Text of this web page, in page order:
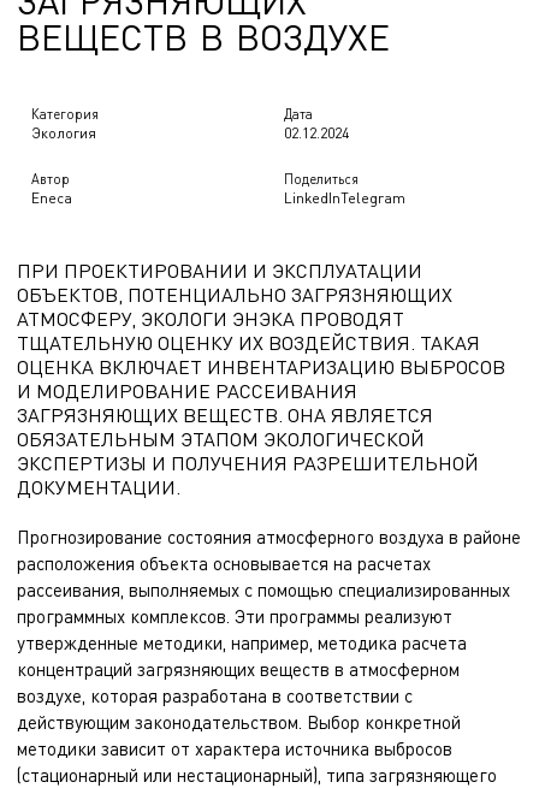
ВЕЩЕСТВ В ВОЗДУХЕ
Категория
Экология
Дата
02.12.2024
Автор
Eneca
Поделиться
LinkedInTelegram
ПРИ ПРОЕКТИРОВАНИИ И ЭКСПЛУАТАЦИИ
ОБЪЕКТОВ, ПОТЕНЦИАЛЬНО ЗАГРЯЗНЯЮЩИХ
АТМОСФЕРУ, ЭКОЛОГИ ЭНЭКА ПРОВОДЯТ
ТЩАТЕЛЬНУЮ ОЦЕНКУ ИХ ВОЗДЕЙСТВИЯ. ТАКАЯ
ОЦЕНКА ВКЛЮЧАЕТ ИНВЕНТАРИЗАЦИЮ ВЫБРОСОВ
И МОДЕЛИРОВАНИЕ РАССЕИВАНИЯ
ЗАГРЯЗНЯЮЩИХ ВЕЩЕСТВ. ОНА ЯВЛЯЕТСЯ
ОБЯЗАТЕЛЬНЫМ ЭТАПОМ ЭКОЛОГИЧЕСКОЙ
ЭКСПЕРТИЗЫ И ПОЛУЧЕНИЯ РАЗРЕШИТЕЛЬНОЙ
ДОКУМЕНТАЦИИ.
Прогнозирование состояния атмосферного воздуха в районе
расположения объекта основывается на расчетах
рассеивания, выполняемых с помощью специализированных
программных комплексов. Эти программы реализуют
утвержденные методики, например, методика расчета
концентраций загрязняющих веществ в атмосферном
воздухе, которая разработана в соответствии с
действующим законодательством. Выбор конкретной
методики зависит от характера источника выбросов
(стационарный или нестационарный), типа загрязняющего